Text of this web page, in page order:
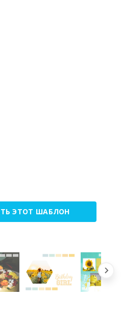
ЭТОТ ШАБЛОН